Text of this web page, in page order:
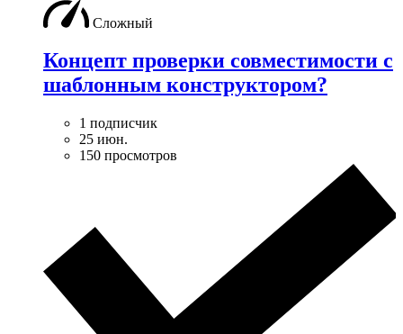
Сложный
Концепт проверки совместимости с
шаблонным конструктором?
1 подписчик
25 июн.
150 просмотров